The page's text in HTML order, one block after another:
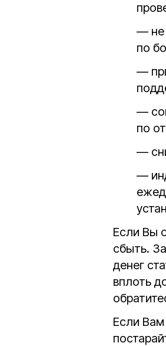
— не
по
—
—
по
—
—
Если Вы
сбыть.
денег
вплоть
Если